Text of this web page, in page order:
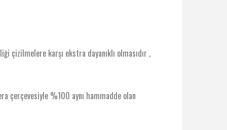
çizilmelere karşı ekstra dayanıklı olmasıdır ,
çerçevesiyle %100 aynı hammadde olan